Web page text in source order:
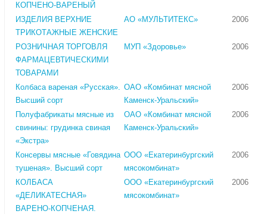
КОПЧЕНО-ВАРЕНЫЙ
ИЗДЕЛИЯ ВЕРХНИЕ
ТРИКОТАЖНЫЕ ЖЕНСКИЕ
АО «МУЛЬТИТЕКС» 2006
РОЗНИЧНАЯ ТОРГОВЛЯ
ФАРМАЦЕВТИЧЕСКИМИ
ТОВАРАМИ
МУП «Здоровье» 2006
Колбаса вареная «Русская».
Высший сорт
ОАО «Комбинат мясной
Каменск-Уральский»
2006
Полуфабрикаты мясные из
свинины: грудинка свиная
«Экстра»
ОАО «Комбинат мясной
Каменск-Уральский»
2006
Консервы мясные «Говядина
тушеная». Высший сорт
ООО «Екатеринбургский
мясокомбинат»
2006
КОЛБАСА
«ДЕЛИКАТЕСНАЯ»
ВАРЕНО-КОПЧЕНАЯ.
ООО «Екатеринбургский
мясокомбинат»
2006